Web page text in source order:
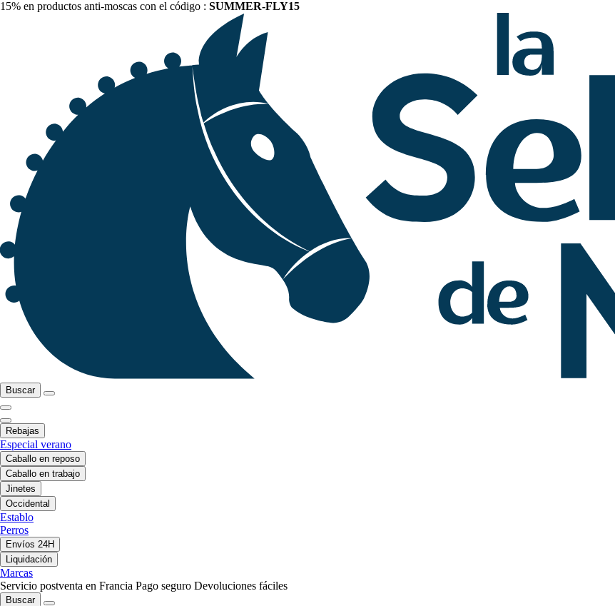
15% en productos anti-moscas con el código : SUMMER-FLY15
Buscar
Rebajas
Especial verano
Caballo en reposo
Caballo en trabajo
Jinetes
Occidental
Establo
Perros
Envíos 24H
Liquidación
Marcas
Servicio postventa en Francia Pago seguro Devoluciones fáciles
Buscar